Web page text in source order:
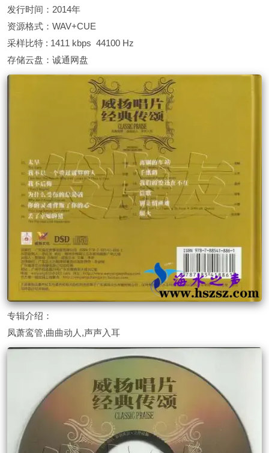
发行时间：2014年
资源格式：WAV+CUE
采样比特 : 1411 kbps 44100 Hz
存储云盘：诚通网盘
专辑介绍：
凤萧鸾管,曲曲动人,声声入耳